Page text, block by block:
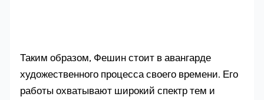
Таким образом, Фешин стоит в авангарде
художественного процесса своего времени. Его
работы охватывают широкий спектр тем и